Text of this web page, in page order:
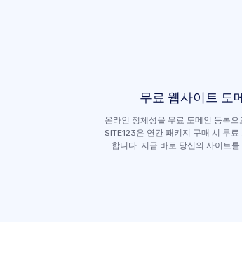
무료 웹사이트 도
온라인 정체성을 무료 도메인 등록으
SITE123은 연간 패키지 구매 시 무료
합니다. 지금 바로 당신의 사이트를